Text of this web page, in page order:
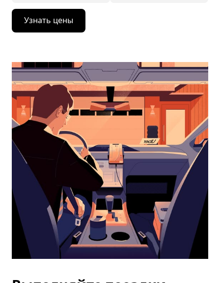
Нажмите
стрелку
вниз,
календарю
выбрать
дату.
Чтобы
закрыть
календарь,
нажмите
Esc.
Узнать цены